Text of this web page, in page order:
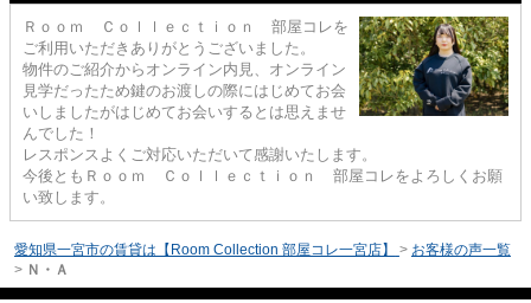
Ｒｏｏｍ Ｃｏｌｌｅｃｔｉｏｎ 部屋コレを
ご利用いただきありがとうございました。
物件のご紹介からオンライン内見、オンライン
見学だったため鍵のお渡しの際にはじめてお会
いしましたがはじめてお会いするとは思えませ
んでした！
レスポンスよくご対応いただいて感謝いたします。
今後ともＲｏｏｍ Ｃｏｌｌｅｃｔｉｏｎ 部屋コレをよろしくお願
い致します。
愛知県一宮市の賃貸は【Room Collection 部屋コレ一宮店】 > お客様の声一覧
> Ｎ・Ａ